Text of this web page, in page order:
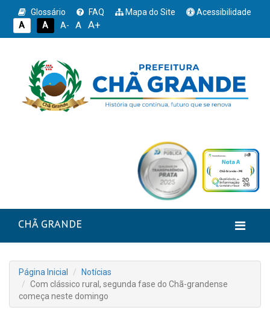
Glossário FAQ Mapa do Site
Acessibilidade
A
A A- A A+
CHÃ GRANDE
Página Inicial
Notícias
Com clássico rural, segunda fase do Chã-grandense
começa neste domingo